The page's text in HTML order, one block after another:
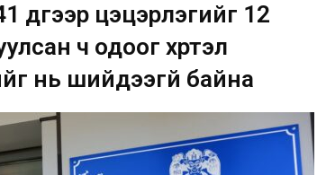
цэцэрлэгийг 12
ч одоог хүртэл
нь шийдээгүй байна